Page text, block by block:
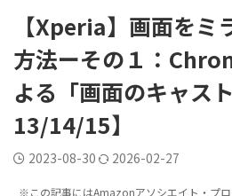
【Xperia】画面をミ
方法ーその１：
よる「画面のキャス
13/14/15】
2023-08-30 2026-02-27
※この記事にはAmazonアソシエイト・プ